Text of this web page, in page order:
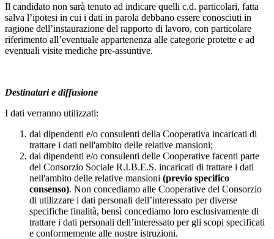
Il candidato non sarà tenuto ad indicare quelli c.d. particolari, fatta
salva l’ipotesi in cui i dati in parola debbano essere conosciuti in
ragione dell’instaurazione del rapporto di lavoro, con particolare
riferimento all’eventuale appartenenza alle categorie protette e ad
eventuali visite mediche pre-assuntive.
Destinatari e diffusione
I dati verranno utilizzati:
dai dipendenti e/o consulenti della Cooperativa incaricati di
trattare i dati nell'ambito delle relative mansioni;
dai dipendenti e/o consulenti delle Cooperative facenti parte
del Consorzio Sociale R.I.B.E.S. incaricati di trattare i dati
nell'ambito delle relative mansioni (previo specifico
consenso). Non concediamo alle Cooperative del Consorzio
di utilizzare i dati personali dell’interessato per diverse
specifiche finalità, bensì concediamo loro esclusivamente di
trattare i dati personali dell’interessato per gli scopi specificati
e conformemente alle nostre istruzioni.